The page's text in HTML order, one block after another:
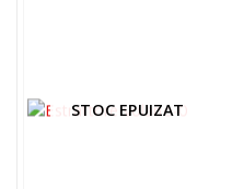
STOC EPUIZAT